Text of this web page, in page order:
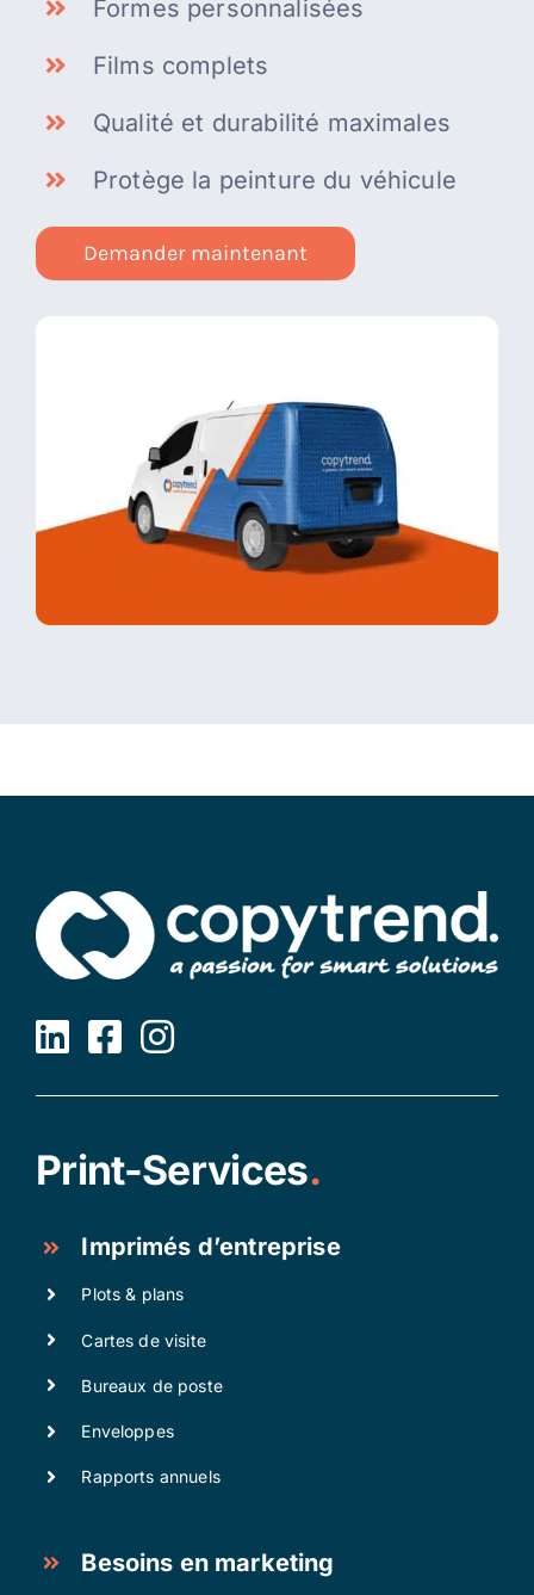
Formes personnalisées
Films complets
Qualité et durabilité maximales
Protège la peinture du véhicule
Demander maintenant
Print-Services.
Imprimés d’entreprise
Plots & plans
Cartes de visite
Bureaux de poste
Enveloppes
Rapports annuels
Besoins en marketing